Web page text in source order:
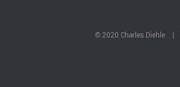
© 2020 Charles Diehle |